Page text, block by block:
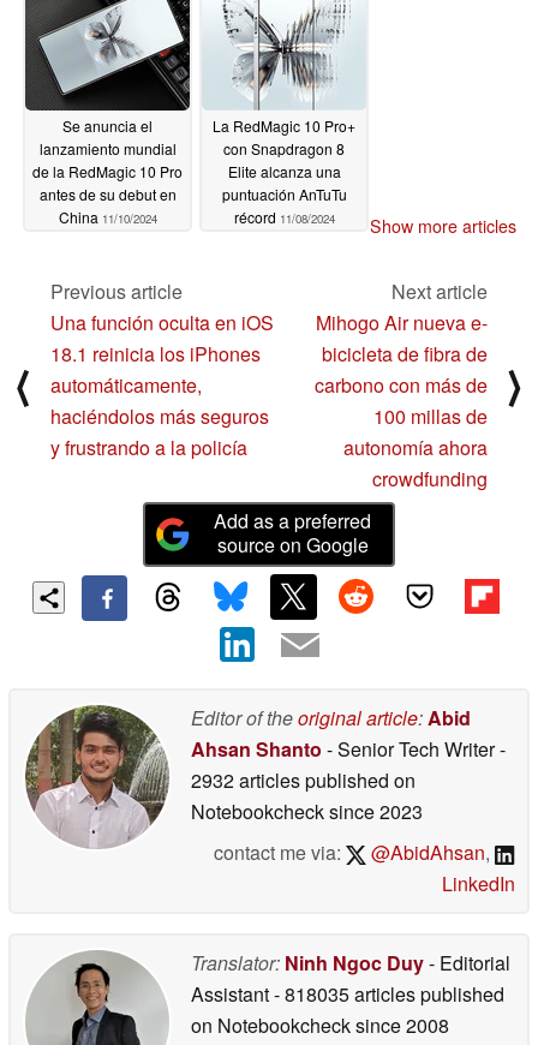
Se anuncia el
lanzamiento mundial
de la RedMagic 10 Pro
antes de su debut en
China 11/10/2024
La RedMagic 10 Pro+
con Snapdragon 8
Elite alcanza una
puntuación AnTuTu
récord 11/08/2024 Show more articles
⟨
Previous article
Una función oculta en iOS
18.1 reinicia los iPhones
automáticamente,
haciéndolos más seguros
y frustrando a la policía
Next article
Mihogo Air nueva e-
bicicleta de fibra de
carbono con más de
100 millas de
autonomía ahora
crowdfunding
⟩
Add as a preferred
source on Google
Editor of theoriginal article:Abid
Ahsan Shanto - Senior Tech Writer-
2932 articles published on
Notebookchecksince 2023
contact me via:
@AbidAhsan,
LinkedIn
Translator: Ninh Ngoc Duy- Editorial
Assistant- 818035 articles published
on Notebookchecksince 2008